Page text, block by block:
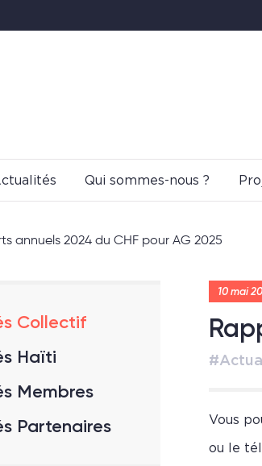
Qui sommes-nous ?
annuels 2024 du CHF pour AG 2025
Collectif
Haïti
Membres
Partenaires
10 mai
Vous
ou le